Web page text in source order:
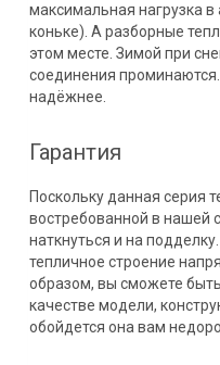
максимальная нагрузка
коньке). А разборные
этом месте. Зимой при
соединения
надёжнее.
Гарантия
Поскольку данная серия
востребованной в нашей
наткнуться и на
тепличное строение
образом, вы сможете
качестве модели,
обойдется она вам